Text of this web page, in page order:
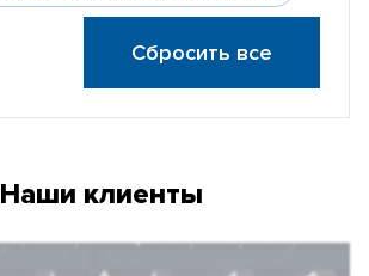
Сбросить все
Наши клиенты